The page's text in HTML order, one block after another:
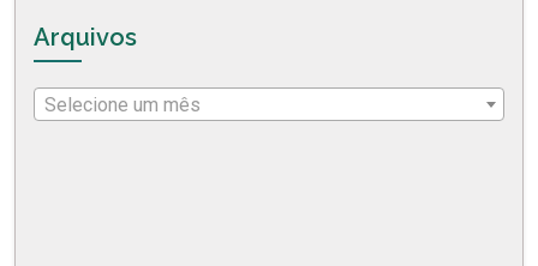
Arquivos
Selecione um mês